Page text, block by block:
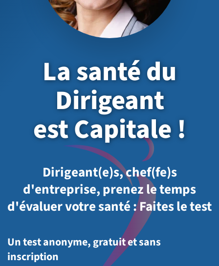
La santé du
Dirigeant
est Capitale !
Dirigeant(e)s, chef(fe)s
d'entreprise, prenez le temps
d'évaluer votre santé : Faites le test
Un test anonyme, gratuit et sans
inscription